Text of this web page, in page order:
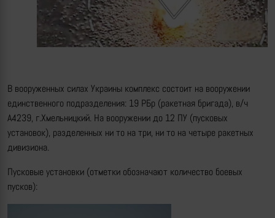
В вооруженных силах Украины комплекс состоит на вооружении
единственного подразделения: 19 РБр (ракетная бригада), в/ч
А4239, г.Хмельницкий. На вооружении до 12 ПУ (пусковых
установок), разделенных ни то на три, ни то на четыре ракетных
дивизиона.
Пусковые установки (отметки обозначают количество боевых
пусков):